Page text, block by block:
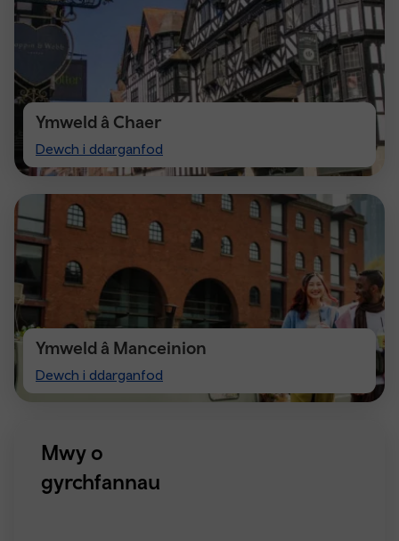
Ymweld â Chaer
Dewch i ddarganfod
Visit
Chester
Ymweld â Manceinion
Dewch i ddarganfod
Visiting
Manchester
Mwy o
gyrchfannau